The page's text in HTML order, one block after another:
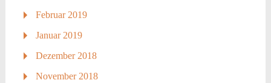
Februar 2019
Januar 2019
Dezember 2018
November 2018